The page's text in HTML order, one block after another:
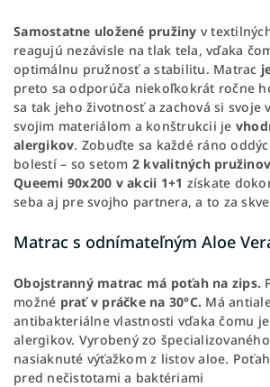
Samostatne uložené pružiny v
reagujú nezávisle na tlak tela, vďaka
optimálnu pružnosť a stabilitu. Matrac
preto sa odporúča niekoľkokrát ročne
sa tak jeho životnosť a zachová si svoje
svojim materiálom a konštrukcii je
alergikov. Zobuďte sa každé ráno
bolestí – so setom 2 kvalitných
Queemi 90x200 v akcii 1+1 získate
seba aj pre svojho partnera, a to za
Matrac s odnímateľným Aloe
Obojstranný matrac má poťah na zips.
možné prať v práčke na 30°C. Má
antibakteriálne vlastnosti vďaka čomu
alergikov. Vyrobený zo
nasiaknuté výťažkom z listov aloe.
pred nečistotami a baktériami